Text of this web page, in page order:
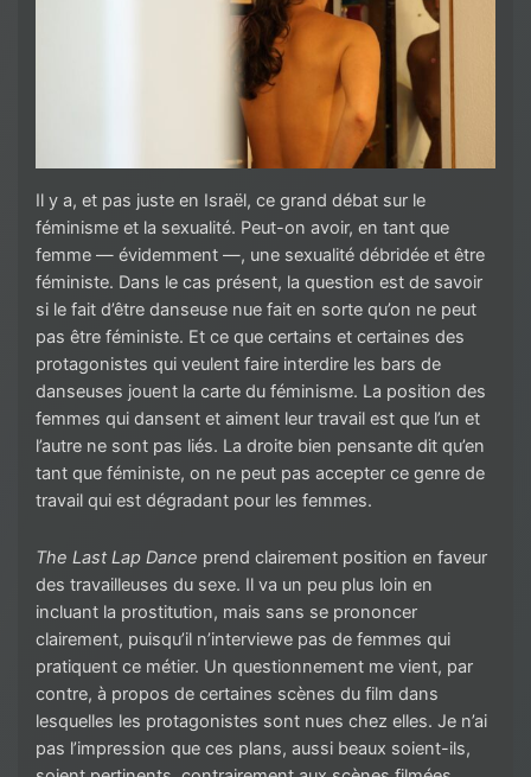
Il y a, et pas juste en Israël, ce grand débat sur le
féminisme et la sexualité. Peut-on avoir, en tant que
femme — évidemment —, une sexualité débridée et être
féministe. Dans le cas présent, la question est de savoir
si le fait d’être danseuse nue fait en sorte qu’on ne peut
pas être féministe. Et ce que certains et certaines des
protagonistes qui veulent faire interdire les bars de
danseuses jouent la carte du féminisme. La position des
femmes qui dansent et aiment leur travail est que l’un et
l’autre ne sont pas liés. La droite bien pensante dit qu’en
tant que féministe, on ne peut pas accepter ce genre de
travail qui est dégradant pour les femmes.
The Last Lap Dance prend clairement position en faveur
des travailleuses du sexe. Il va un peu plus loin en
incluant la prostitution, mais sans se prononcer
clairement, puisqu’il n’interviewe pas de femmes qui
pratiquent ce métier. Un questionnement me vient, par
contre, à propos de certaines scènes du film dans
lesquelles les protagonistes sont nues chez elles. Je n’ai
pas l’impression que ces plans, aussi beaux soient-ils,